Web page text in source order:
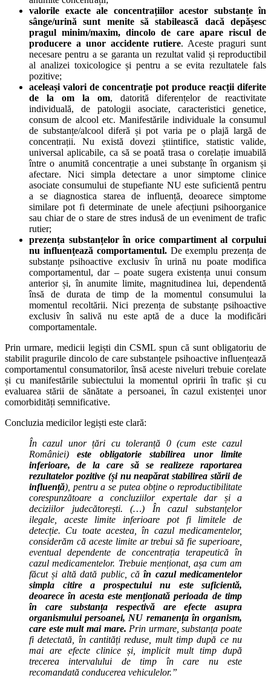
valorile exacte ale concentrațiilor acestor substanțe în
sânge/urină sunt menite să stabilească dacă depășesc
pragul minim/maxim, dincolo de care apare riscul de
producere a unor accidente rutiere. Aceste praguri sunt
necesare pentru a se garanta un rezultat valid și reproductibil
al analizei toxicologice și pentru a se evita rezultatele fals
pozitive;
aceleași valori de concentrație pot produce reacții diferite
de la om la om, datorită diferențelor de reactivitate
individuală, de patologii asociate, caracteristici genetice,
consum de alcool etc. Manifestările individuale la consumul
de substanțe/alcool diferă și pot varia pe o plajă largă de
concentrații. Nu există dovezi știintifice, statistic valide,
universal aplicabile, ca să se poată trasa o corelație imuabilă
între o anumită concentrație a unei substanțe în organism și
afectare. Nici simpla detectare a unor simptome clinice
asociate consumului de stupefiante NU este suficientă pentru
a se diagnostica starea de influență, deoarece simptome
similare pot fi determinate de unele afecțiuni psihoorganice
sau chiar de o stare de stres indusă de un eveniment de trafic
rutier;
prezența substanțelor în orice compartiment al corpului
nu influențează comportamentul. De exemplu prezența de
substanțe psihoactive exclusiv în urină nu poate modifica
comportamentul, dar – poate sugera existența unui consum
anterior și, în anumite limite, magnitudinea lui, dependentă
însă de durata de timp de la momentul consumului la
momentul recoltării. Nici prezența de substanțe psihoactive
exclusiv în salivă nu este aptă de a duce la modificări
comportamentale.
Prin urmare, medicii legiști din CSML spun că sunt obligatoriu de
stabilit pragurile dincolo de care substanțele psihoactive influențează
comportamentul consumatorilor, însă aceste niveluri trebuie corelate
și cu manifestările subiectului la momentul opririi în trafic și cu
evaluarea stării de sănătate a persoanei, în cazul existenței unor
comorbidități semnificative.
Concluzia medicilor legiști este clară:
În cazul unor țări cu toleranță 0 (cum este cazul
României)este obligatorie stabilirea unor limite
inferioare, de la care să se realizeze raportarea
rezultatelor pozitive (și nu neapărat stabilirea stării de
influență), pentru a se putea obține o reproductibilitate
corespunzătoare a concluziilor expertale dar și a
deciziilor judecătorești. (…) În cazul substanțelor
ilegale, aceste limite inferioare pot fi limitele de
detecție. Cu toate acestea, în cazul medicamentelor,
considerăm că aceste limite ar trebui să fie superioare,
eventual dependente de concentrația terapeutică în
cazul medicamentelor. Trebuie menționat, așa cum am
făcut și altă dată public, căîn cazul medicamentelor
simpla citire a prospectului nu este suficientă,
deoarece în acesta este menționată perioada de timp
în care substanța respectivă are efecte asupra
organismului persoanei, NU remanența în organism,
care este mult mai mare. Prin urmare, substanța poate
fi detectată, în cantități reduse, mult timp după ce nu
mai are efecte clinice și, implicit mult timp după
trecerea intervalului de timp în care nu este
recomandată conducerea vehiculelor.”